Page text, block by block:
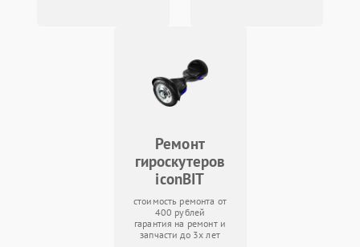
Ремонт
гироскутеров
iconBIT
стоимость ремонта от
400 рублей
гарантия на ремонт и
запчасти до 3х лет